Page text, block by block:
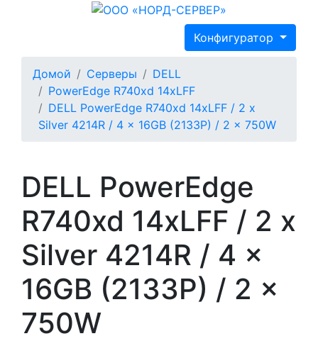
Конфигуратор
Домой Серверы
DELL
PowerEdge R740xd 14xLFF
DELL PowerEdge R740xd 14xLFF / 2 x
Silver 4214R / 4 x 16GB (2133P) / 2 x 750W
DELL PowerEdge
R740xd 14xLFF / 2 x
Silver 4214R / 4 x
16GB (2133P) / 2 x
750W